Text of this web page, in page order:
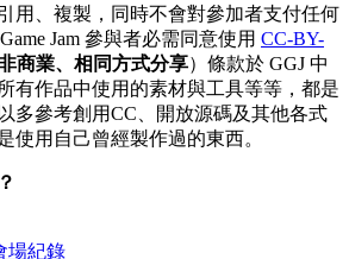
用、複製，同時不會對參加者支付任何
Jam 參與者必需同意使用 CC-BY-
商業、相同方式分享）條款於 GGJ 中
有作品中使用的素材與工具等等，都是
多參考創用CC、開放源碼及其他各式
使用自己曾經製作過的東西。
場紀錄